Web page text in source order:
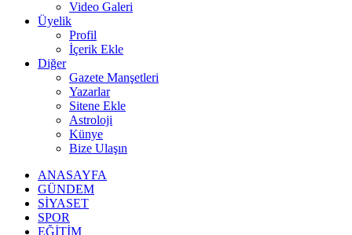
Video Galeri
Üyelik
Profil
İçerik Ekle
Diğer
Gazete Manşetleri
Yazarlar
Sitene Ekle
Astroloji
Künye
Bize Ulaşın
ANASAYFA
GÜNDEM
SİYASET
SPOR
EĞİTİM